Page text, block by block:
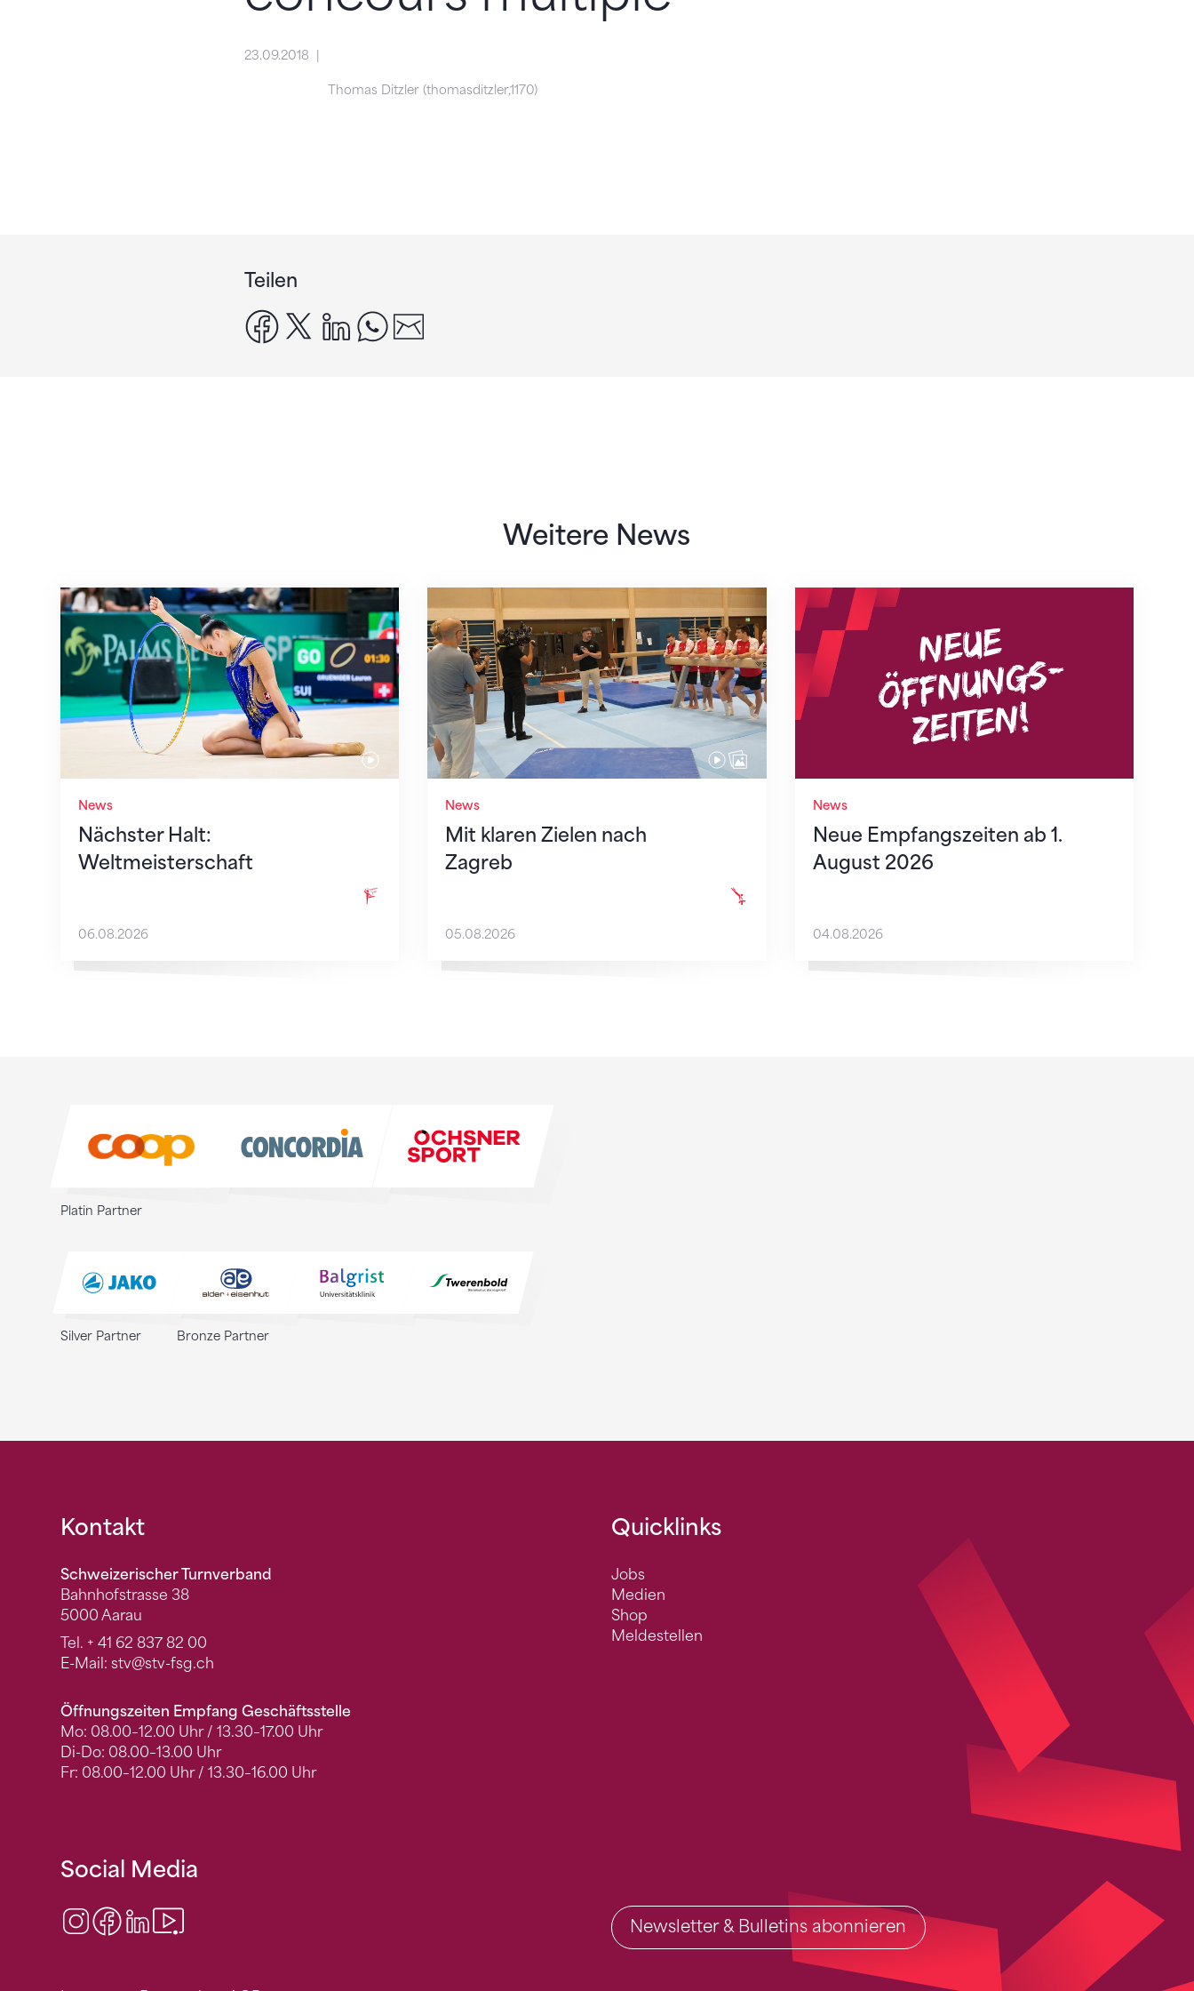
23.09.2018
Thomas Ditzler (thomasditzler,1170)
Teilen
facebook
x linkedinwhatsapp
Weitere News
News
Nächster Halt:
Weltmeisterschaft
Nächster Halt: Weltmeisterschaft
06.08.2026
News
Mit klaren Zielen nach
Zagreb
Mit klaren Zielen nach Zagreb
05.08.2026
News
Neue Empfangszeiten ab 1.
August 2026
Neue Empfangszeiten ab 1. August 2026
04.08.2026
Platin Partner
Silver Partner Bronze Partner
Fusszeile
Kontakt
Schweizerischer Turnverband
Bahnhofstrasse 38
5000 Aarau
Tel. + 41 62 837 82 00
E-Mail: stv@stv-fsg.ch
Öffnungszeiten Empfang Geschäftsstelle
Mo: 08.00–12.00 Uhr / 13.30–17.00 Uhr
Di-Do: 08.00–13.00 Uhr
Fr: 08.00–12.00 Uhr / 13.30–16.00 Uhr
Quicklinks
Jobs
Medien
Shop
Meldestellen
Social Media
Instagram
Facebook
LinkedIn Newsletter & Bulletins abonnieren